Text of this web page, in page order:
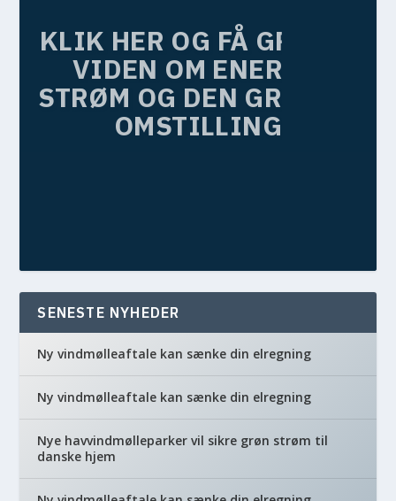
KLIK HER OG FÅ GRATIS
VIDEN OM ENERGI,
STRØM OG DEN GRØNNE
OMSTILLING
SENESTE NYHEDER
Ny vindmølleaftale kan sænke din elregning
Ny vindmølleaftale kan sænke din elregning
Nye havvindmølleparker vil sikre grøn strøm til
danske hjem